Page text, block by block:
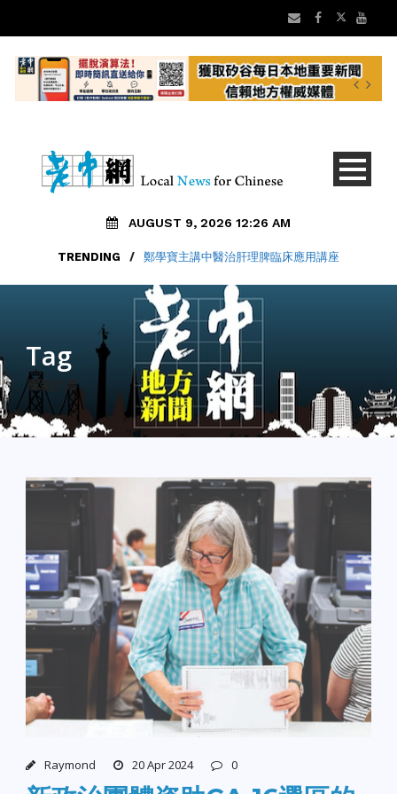
AUGUST 9, 2026 12:26 AM
TRENDING / 鄭學寶主講中醫治肝理脾臨床應用講座
Tag
重新計票
Raymond 20 Apr 2024 0